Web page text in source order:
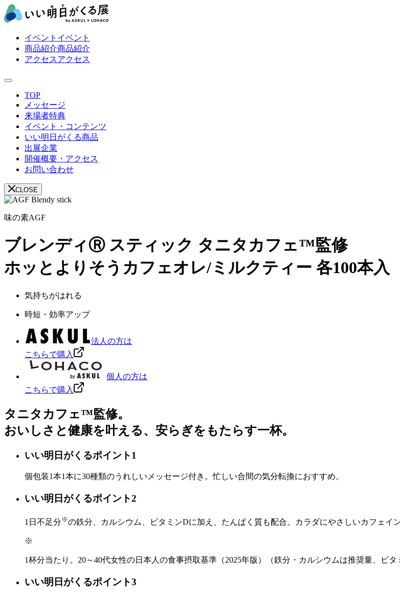
イベント イベント
商品紹介商品紹介
アクセスアクセス
TOP
メッセージ
来場者特典
イベント・コンテンツ
いい明日がくる商品
出展企業
開催概要・アクセス
お問い合わせ
CLOSE
味の素AGF
ブレンディⓇ スティック タニタカフェ™監修
ホッとよりそうカフェオレ/ミルクティー 各100本入
気持ちがはれる
時短・効率アップ
法人の方は
こちらで購入
個人の方は
こちらで購入
タニタカフェ™監修。
おいしさと健康を叶える、安らぎをもたらす一杯。
いい明日がくるポイント1
個包装1本1本に30種類のうれしいメッセージ付き。忙しい合間の気分転換におすすめ。
いい明日がくるポイント2
1日不足分 ※の鉄分、カルシウム、ビタミンDに加え、たんぱく質も配合。カラダにやさしいカフェイン
※
1杯分当たり。20～40代女性の日本人の食事摂取基準（2025年版）（鉄分・カルシウムは推奨量、ビ
いい明日がくるポイント3